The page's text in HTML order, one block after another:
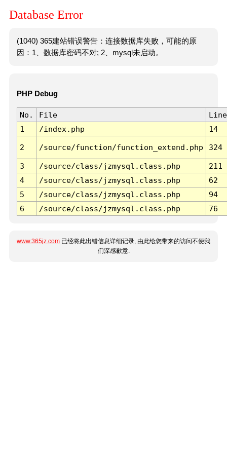
Database Error
(1040) 365建站错误警告：连接数据库失败，可能的原
因：1、数据库密码不对; 2、mysql未启动。
PHP Debug
No. File
Line
1
/index.php 14
2 /source/function/function_extend.php 324
3 /source/class/jzmysql.class.php
211
4
/source/class/jzmysql.class.php
62
5
/source/class/jzmysql.class.php
94
6
/source/class/jzmysql.class.php 76
www.365jz.com 已经将此出错信息详细记录, 由此给您带来的访问不便我
们深感歉意.